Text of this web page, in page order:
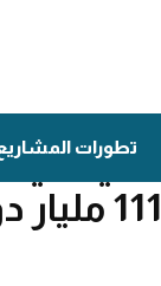
تطورات